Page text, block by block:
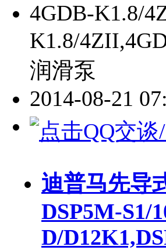
4GDB-K1.8/
K1.8/
润滑泵
2014-08-21
迪普马先导
DSP5M-S1/
D/